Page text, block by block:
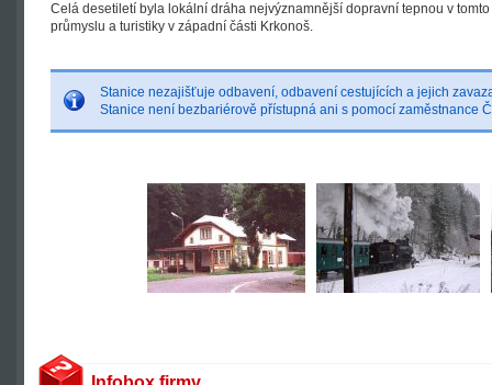
Celá desetiletí byla lokální dráha nejvýznamnější dopravní tepnou v
průmyslu a turistiky v západní části Krkonoš.
Stanice nezajišťuje odbavení, odbavení cestujících a jejich
Stanice není bezbariérově přístupná ani s pomocí zaměstnance